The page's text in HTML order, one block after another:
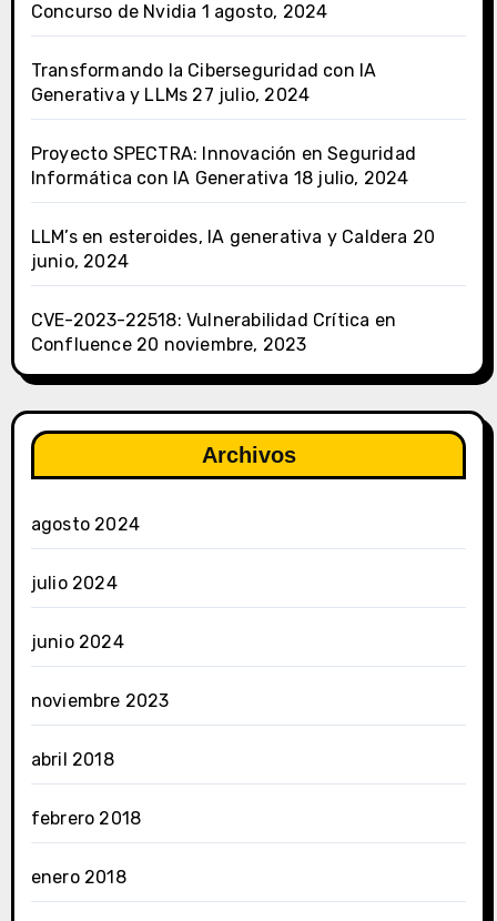
Concurso de Nvidia 1 agosto, 2024
Transformando la Ciberseguridad con IA
Generativa y LLMs 27 julio, 2024
Proyecto SPECTRA: Innovación en Seguridad
Informática con IA Generativa 18 julio, 2024
LLM’s en esteroides, IA generativa y Caldera 20
junio, 2024
CVE-2023-22518: Vulnerabilidad Crítica en
Confluence 20 noviembre, 2023
Archivos
agosto 2024
julio 2024
junio 2024
noviembre 2023
abril 2018
febrero 2018
enero 2018